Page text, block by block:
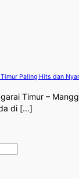
Paling Hits dan
Timur –
di [...]